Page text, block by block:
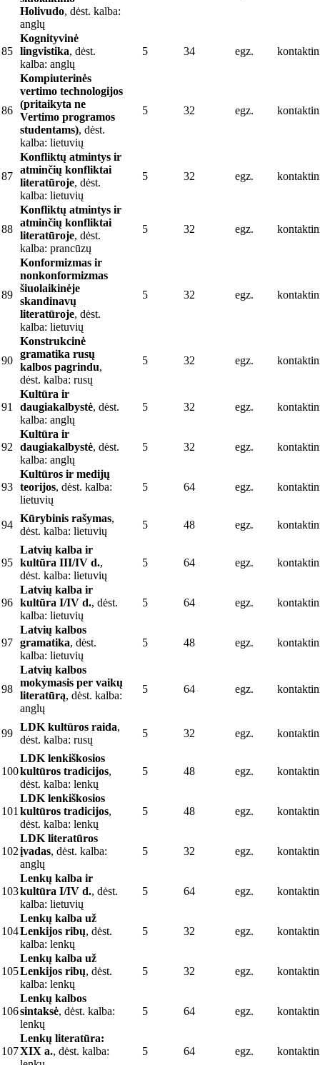
Holivudo, dėst. kalba:
anglų
85
Kognityvinė
lingvistika, dėst.
kalba: anglų
5 34 egz.
86
Kompiuterinės
vertimo technologijos
(pritaikyta ne
Vertimo programos
studentams), dėst.
kalba: lietuvių
5 32 egz.
87
Konfliktų atmintys ir
atminčių konfliktai
literatūroje, dėst.
kalba: lietuvių
5 32 egz.
88
Konfliktų atmintys ir
atminčių konfliktai
literatūroje, dėst.
kalba: prancūzų
5 32 egz.
89
Konformizmas ir
nonkonformizmas
šiuolaikinėje
skandinavų
literatūroje, dėst.
kalba: lietuvių
5 32 egz.
90
Konstrukcinė
gramatika rusų
kalbos pagrindu,
dėst. kalba: rusų
5 32 egz.
91
Kultūra ir
daugiakalbystė, dėst.
kalba: anglų
5 32 egz.
92
Kultūra ir
daugiakalbystė, dėst.
kalba: anglų
5 32 egz.
93
Kultūros ir medijų
teorijos, dėst. kalba:
lietuvių
5 64 egz.
94
Kūrybinis rašymas,
dėst. kalba: lietuvių
5 48 egz.
95
Latvių kalba ir
kultūra III/IV d.,
dėst. kalba: lietuvių
5 64 egz.
96
Latvių kalba ir
kultūra I/IV d., dėst.
kalba: lietuvių
5 64 egz.
97
Latvių kalbos
gramatika, dėst.
kalba: lietuvių
5 48 egz.
98
Latvių kalbos
mokymasis per vaikų
literatūrą, dėst. kalba:
anglų
5 64 egz.
99
LDK kultūros raida,
dėst. kalba: rusų
5 32 egz.
100
LDK lenkiškosios
kultūros tradicijos,
dėst. kalba: lenkų
5 48 egz.
101
LDK lenkiškosios
kultūros tradicijos,
dėst. kalba: lenkų
5 48 egz.
102
LDK literatūros
įvadas, dėst. kalba:
anglų
5 32 egz.
103
Lenkų kalba ir
kultūra I/IV d., dėst.
kalba: lietuvių
5 64 egz.
104
Lenkų kalba už
Lenkijos ribų, dėst.
kalba: lenkų
5 32 egz.
105
Lenkų kalba už
Lenkijos ribų, dėst.
kalba: lenkų
5 32 egz.
106
Lenkų kalbos
sintaksė, dėst. kalba:
lenkų
5 64 egz.
107
Lenkų literatūra:
XIX a., dėst. kalba:
5 64 egz.